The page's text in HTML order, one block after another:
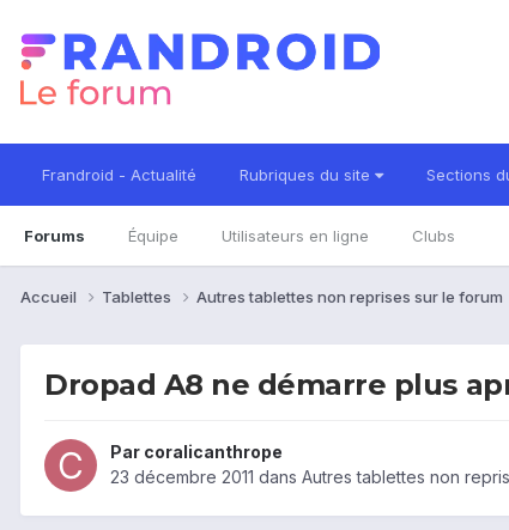
Frandroid - Actualité Rubriques du site Sections
Forums Équipe Utilisateurs en ligne Clubs
Accueil Tablettes Autres tablettes non reprises sur le forum
Dropad A8 ne démarre plus
Par coralicanthrope
23 décembre 2011 dans Autres tablettes non